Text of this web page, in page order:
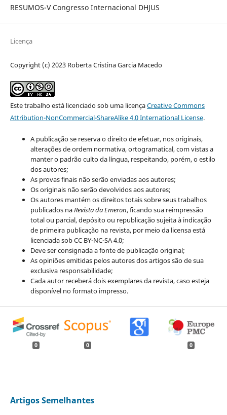
RESUMOS-V Congresso Internacional DHJUS
Licença
Copyright (c) 2023 Roberta Cristina Garcia Macedo
Este trabalho está licenciado sob uma licençaCreative Commons
Attribution-NonCommercial-ShareAlike 4.0 International License.
A publicação se reserva o direito de efetuar, nos originais,
alterações de ordem normativa, ortogramatical, com vistas a
manter o padrão culto da língua, respeitando, porém, o estilo
dos autores;
As provas finais não serão enviadas aos autores;
Os originais não serão devolvidos aos autores;
Os autores mantém os direitos totais sobre seus trabalhos
publicados naRevista da Emeron, ficando sua reimpressão
total ou parcial, depósito ou republicação sujeita à indicação
de primeira publicação na revista, por meio da licensa está
licenciada sob CC BY-NC-SA 4.0;
Deve ser consignada a fonte de publicação original;
As opiniões emitidas pelos autores dos artigos são de sua
exclusiva responsabilidade;
Cada autor receberá dois exemplares da revista, caso esteja
disponível no formato impresso.
0 0 0
Artigos Semelhantes